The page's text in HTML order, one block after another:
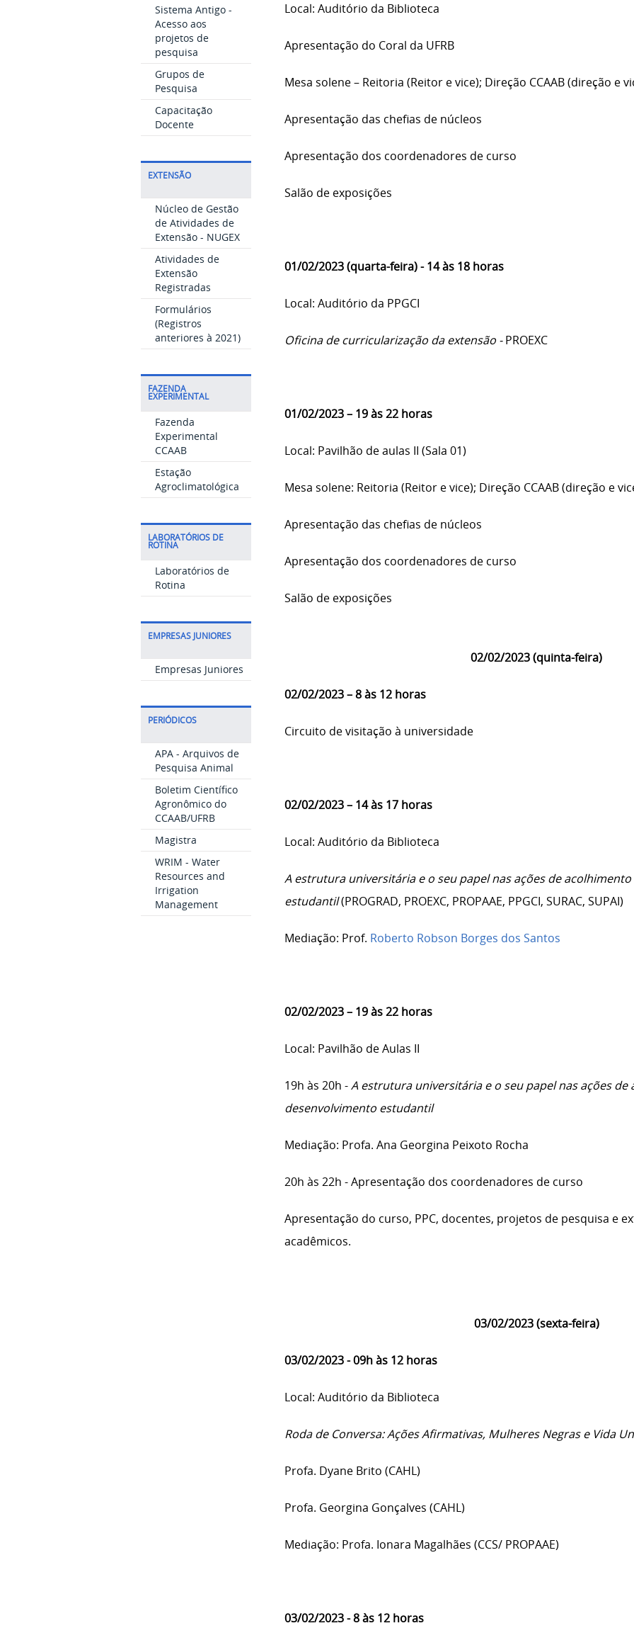
Sistema Antigo -
Acesso aos
projetos de
pesquisa
Grupos de
Pesquisa
Capacitação
Docente
EXTENSÃO
Núcleo de Gestão
de Atividades de
Extensão - NUGEX
Atividades de
Extensão
Registradas
Formulários
(Registros
anteriores à 2021)
FAZENDA
EXPERIMENTAL
Fazenda
Experimental
CCAAB
Estação
Agroclimatológica
LABORATÓRIOS DE
ROTINA
Laboratórios de
Rotina
EMPRESAS JUNIORES
Empresas Juniores
PERIÓDICOS
APA - Arquivos de
Pesquisa Animal
Boletim Científico
Agronômico do
CCAAB/UFRB
Magistra
WRIM - Water
Resources and
Irrigation
Management
Local: Auditório da Biblioteca
Apresentação do Coral da UFRB
Mesa solene – Reitoria (Reitor e vice); Direção CCAAB (direção e
Apresentação das chefias de núcleos
Apresentação dos coordenadores de curso
Salão de exposições
01/02/2023 (quarta-feira) - 14 às 18 horas
Local: Auditório da PPGCI
Oficina de curricularização da extensão -PROEXC
01/02/2023 – 19 às 22 horas
Local: Pavilhão de aulas II (Sala 01)
Mesa solene: Reitoria (Reitor e vice); Direção CCAAB (direção e
Apresentação das chefias de núcleos
Apresentação dos coordenadores de curso
Salão de exposições
02/02/2023 (quinta-feira)
02/02/2023 – 8 às 12 horas
Circuito de visitação à universidade
02/02/2023 – 14 às 17 horas
Local: Auditório da Biblioteca
A estrutura universitária e o seu papel nas ações de
estudantil(PROGRAD, PROEXC, PROPAAE, PPGCI, SURAC, SUPAI)
Mediação: Prof. Roberto Robson Borges dos Santos
02/02/2023 – 19 às 22 horas
Local: Pavilhão de Aulas II
19h às 20h -A estrutura universitária e o seu papel nas ações de
desenvolvimento estudantil
Mediação: Profa. Ana Georgina Peixoto Rocha
20h às 22h - Apresentação dos coordenadores de curso
Apresentação do curso, PPC, docentes, projetos de pesquisa e
acadêmicos.
03/02/2023 (sexta-feira)
03/02/2023 - 09h às 12 horas
Local: Auditório da Biblioteca
Roda de Conversa: Ações Afirmativas, Mulheres Negras e Vida
Profa. Dyane Brito (CAHL)
Profa. Georgina Gonçalves (CAHL)
Mediação: Profa. Ionara Magalhães (CCS/ PROPAAE)
03/02/2023 - 8 às 12 horas